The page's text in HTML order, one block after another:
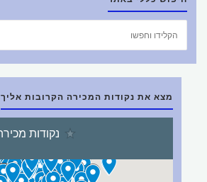
מצא את נקודות המכירה הקרובות אליך